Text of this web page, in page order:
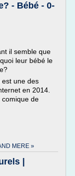
- Bébé - 0-
il semble que
leur bébé le
une des
en 2014.
de
MERE »
|